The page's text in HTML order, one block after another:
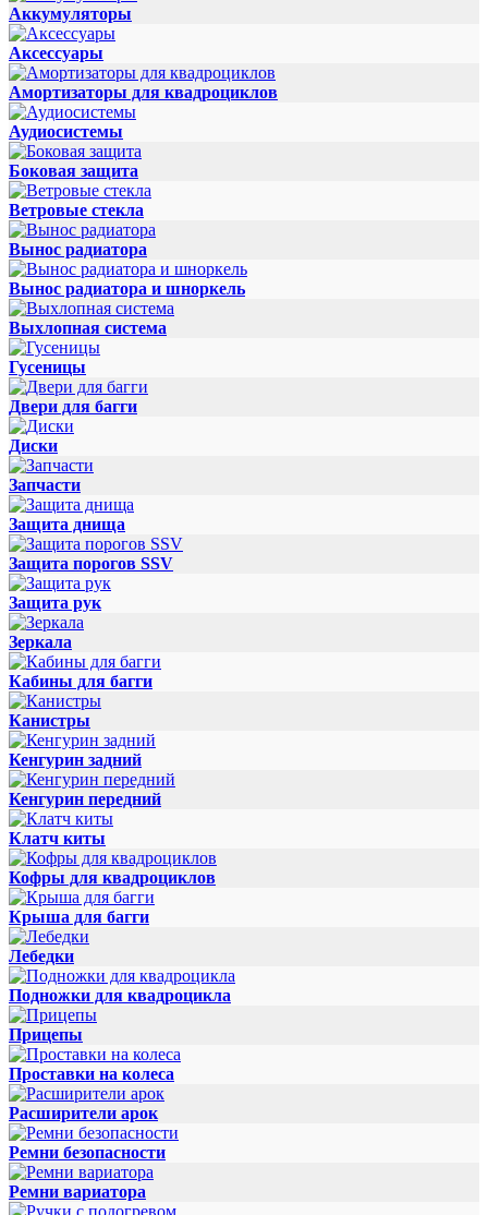
Аккумуляторы
Аксессуары
Амортизаторы для квадроциклов
Аудиосистемы
Боковая защита
Ветровые стекла
Вынос радиатора
Вынос радиатора и шноркель
Выхлопная система
Гусеницы
Двери для багги
Диски
Запчасти
Защита днища
Защита порогов SSV
Защита рук
Зеркала
Кабины для багги
Канистры
Кенгурин задний
Кенгурин передний
Клатч киты
Кофры для квадроциклов
Крыша для багги
Лебедки
Подножки для квадроцикла
Прицепы
Проставки на колеса
Расширители арок
Ремни безопасности
Ремни вариатора